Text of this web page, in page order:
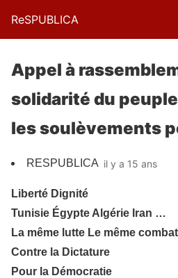
ReSPUBLICA
Appel à
solidarité du
les soulèvements
RESPUBLICA il y a 15 ans
Liberté Dignité
Tunisie Égypte Algérie Iran …
La même lutte Le même combat
Contre la Dictature
Pour la Démocratie